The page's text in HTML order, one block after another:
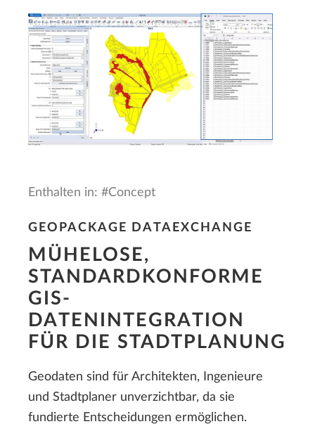
Enthalten in: #Concept
GEOPACKAGE DATAEXCHANGE
MÜHELOSE,
STANDARDKONFORME
GIS-
DATENINTEGRATION
FÜR DIE STADTPLANUNG
Geodaten sind für Architekten, Ingenieure
und Stadtplaner unverzichtbar, da sie
fundierte Entscheidungen ermöglichen.